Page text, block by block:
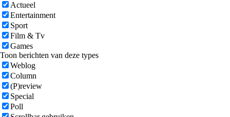
Actueel
Entertainment
Sport
Film & Tv
Games
Toon berichten van deze types
Weblog
Column
(P)review
Special
Poll